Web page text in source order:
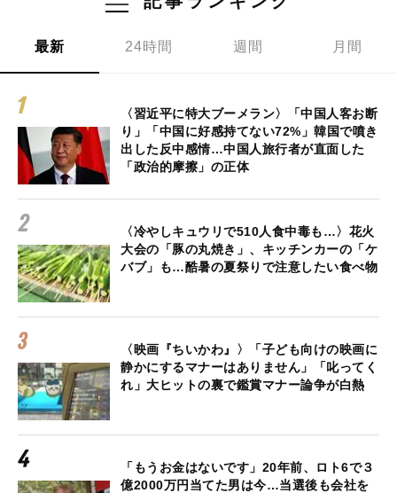
最新 24時間 週間 月間
〈習近平に特大ブーメラン〉「中国人客お断
り」「中国に好感持てない72%」韓国で噴き
出した反中感情…中国人旅行者が直面した
「政治的摩擦」の正体
〈冷やしキュウリで510人食中毒も…〉花火
大会の「豚の丸焼き」、キッチンカーの「ケ
バブ」も…酷暑の夏祭りで注意したい食べ物
〈映画『ちいかわ』〉「子ども向けの映画に
静かにするマナーはありません」「叱ってく
れ」大ヒットの裏で鑑賞マナー論争が白熱
「もうお金はないです」20年前、ロト6で３
億2000万円当てた男は今…当選後も会社を